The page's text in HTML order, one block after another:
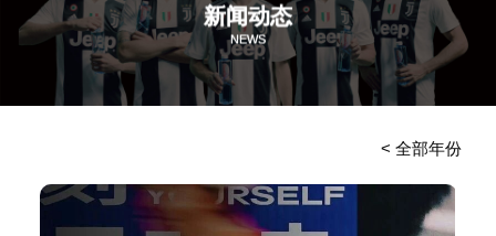
新闻动态
NEWS
< 全部年份